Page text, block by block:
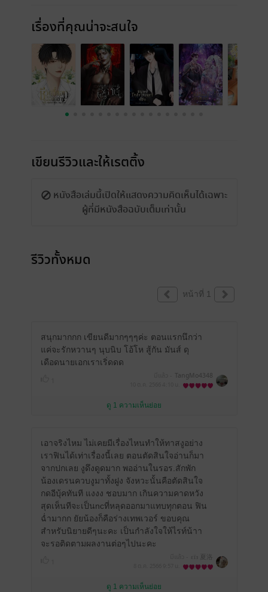
เรื่องที่คุณน่าจะสนใจ
เขียนรีวิวและให้เรตติ้ง
หนังสือเล่มนี้เปิดให้แสดงความคิดเห็นได้เฉพาะ
ผู้ที่มีหนังสือฉบับเต็มเท่านั้น
รีวิวทั้งหมด
หน้าที่ 1
สนุกมากกก เขียนดีมากๆๆๆค่ะ ตอนแรกนึกว่า
แค่จะรักหวานๆ นุบนิบ โอ้โห สู้กัน มันส์ ดุ
เดือดนายเอกเราเริ่ดดด
TangMo4348
ดู 1 ความเห็นย่อย
เอาจริงไหม ไม่เคยมีเรื่องไหนทำให้ทาสงูอย่าง
เราฟินได้เท่าเรื่องนี้เลย ตอนตัดสินใจอ่านก็มา
จากปกเลย งูดึงดูดมาก พออ่านในรอร.สักพัก
น้องเดรนควบงูมาทั้งฝูง จังหวะนั้นคือตัดสินใจ
กดอีบุ้คทันที แงงง ชอบมาก เกินความคาดหวัง
สุดเห็นทีจะเป็นncที่หลุดออกมาแทบทุกตอน ฟิน
ฉ่ำมากก ยัยน้องก็คือร่างเทพเวอร์ ขอบคุณ
สำหรับนิยายดีๆนะคะ เป็นกำลังใจให้ไรท์น้าา
จะรอติดตามผลงานต่อๆไปนะคะ
εїз 夏洛
ดู 1 ความเห็นย่อย